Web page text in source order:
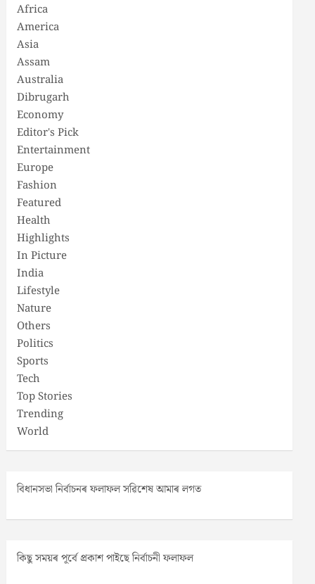
Africa
America
Asia
Assam
Australia
Dibrugarh
Economy
Editor's Pick
Entertainment
Europe
Fashion
Featured
Health
Highlights
In Picture
India
Lifestyle
Nature
Others
Politics
Sports
Tech
Top Stories
Trending
World
বিধানসভা নিৰ্বাচনৰ ফলাফল সৱিশেষ আমাৰ লগত
কিছু সময়ৰ পূৰ্বে প্ৰকাশ পাইছে নিৰ্বাচনী ফলাফল